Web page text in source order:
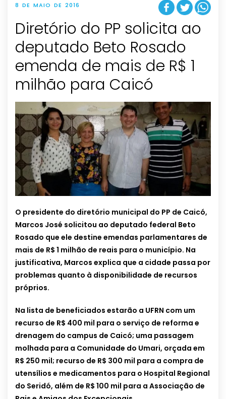
8 DE MAIO DE 2016
Diretório do PP solicita ao
deputado Beto Rosado
emenda de mais de R$ 1
milhão para Caicó
O presidente do diretório municipal do PP de Caicó,
Marcos José solicitou ao deputado federal Beto
Rosado que ele destine emendas parlamentares de
mais de R$ 1 milhão de reais para o município. Na
justificativa, Marcos explica que a cidade passa por
problemas quanto à disponibilidade de recursos
próprios.
Na lista de beneficiados estarão a UFRN com um
recurso de R$ 400 mil para o serviço de reforma e
drenagem do campus de Caicó; uma passagem
molhada para a Comunidade do Umari, orçada em
R$ 250 mil; recurso de R$ 300 mil para a compra de
utensílios e medicamentos para o Hospital Regional
do Seridó, além de R$ 100 mil para a Associação de